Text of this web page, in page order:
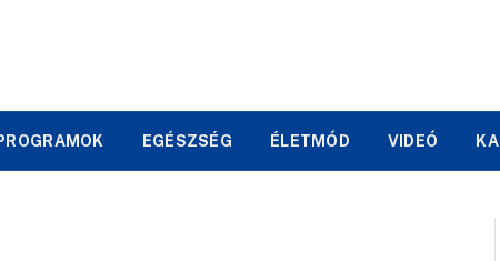
EGÉSZSÉG ÉLETMÓD VIDEÓ